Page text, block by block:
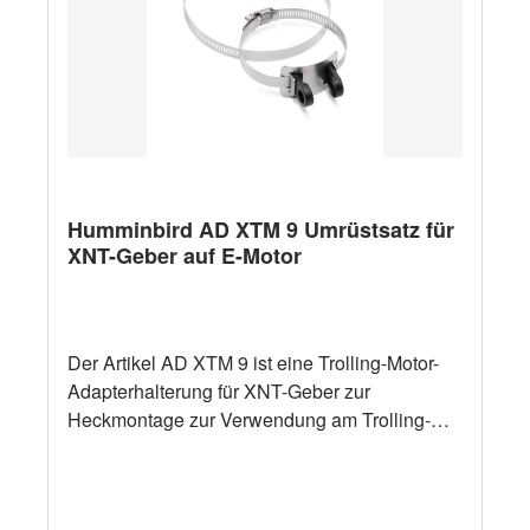
Ladekabel durch die Anlasserbatterie zu
Humminbird AD XTM 9 Umrüstsatz für
XNT-Geber auf E-Motor
Der Artikel AD XTM 9 ist eine Trolling-Motor-
Adapterhalterung für XNT-Geber zur
Heckmontage zur Verwendung am Trolling-